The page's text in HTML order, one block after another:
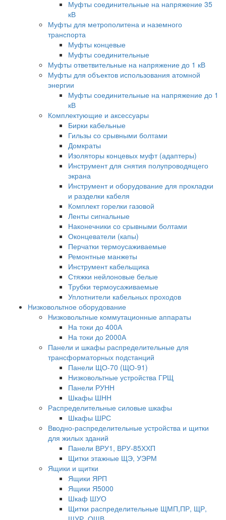
Муфты соединительные на напряжение 35
кВ
Муфты для метрополитена и наземного
транспорта
Муфты концевые
Муфты соединительные
Муфты ответвительные на напряжение до 1 кВ
Муфты для объектов использования атомной
энергии
Муфты соединительные на напряжение до 1
кВ
Комплектующие и аксессуары
Бирки кабельные
Гильзы со срывными болтами
Домкраты
Изоляторы концевых муфт (адаптеры)
Инструмент для снятия полупроводящего
экрана
Инструмент и оборудование для прокладки
и разделки кабеля
Комплект горелки газовой
Ленты сигнальные
Наконечники со срывными болтами
Оконцеватели (капы)
Перчатки термоусаживаемые
Ремонтные манжеты
Инструмент кабельщика
Стяжки нейлоновые белые
Трубки термоусаживаемые
Уплотнители кабельных проходов
Низковольтное оборудование
Низковольтные коммутационные аппараты
На токи до 400А
На токи до 2000А
Панели и шкафы распределительные для
трансформаторных подстанций
Панели ЩО-70 (ЩО-91)
Низковольтные устройства ГРЩ
Панели РУНН
Шкафы ШНН
Распределительные силовые шкафы
Шкафы ШРС
Вводно-распределительные устройства и щитки
для жилых зданий
Панели ВРУ1, ВРУ-85ХХП
Щитки этажные ЩЭ, УЭРМ
Ящики и щитки
Ящики ЯРП
Ящики Я5000
Шкаф ШУО
Щитки распределительные ЩМП,ПР, ЩР,